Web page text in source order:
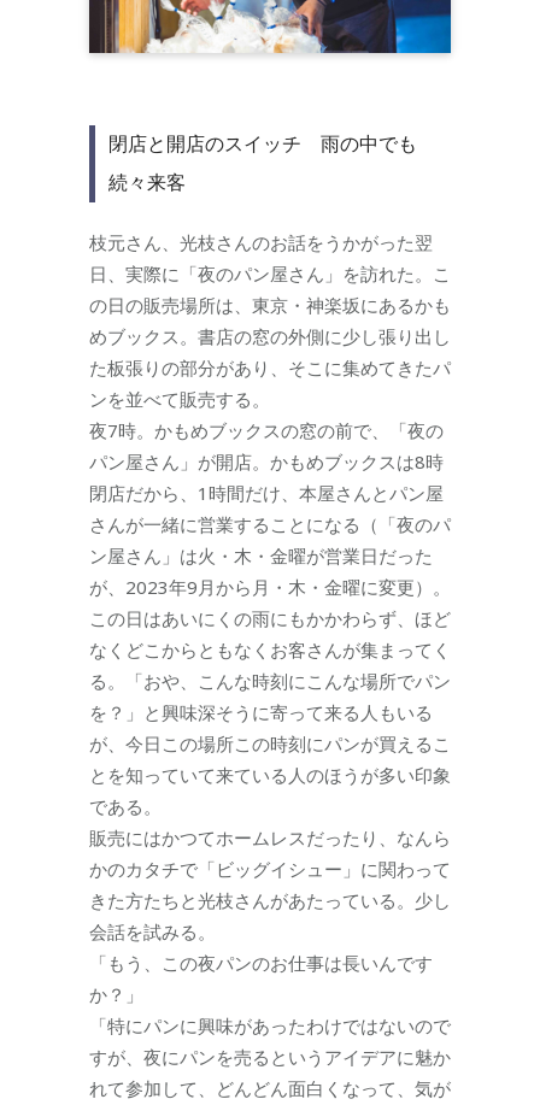
閉店と開店のスイッチ 雨の中でも
続々来客
枝元さん、光枝さんのお話をうかがった翌
日、実際に「夜のパン屋さん」を訪れた。こ
の日の販売場所は、東京・神楽坂にあるかも
めブックス。書店の窓の外側に少し張り出し
た板張りの部分があり、そこに集めてきたパ
ンを並べて販売する。
夜7時。かもめブックスの窓の前で、「夜の
パン屋さん」が開店。かもめブックスは8時
閉店だから、1時間だけ、本屋さんとパン屋
さんが一緒に営業することになる（「夜のパ
ン屋さん」は火・木・金曜が営業日だった
が、2023年9月から月・木・金曜に変更）。
この日はあいにくの雨にもかかわらず、ほど
なくどこからともなくお客さんが集まってく
る。「おや、こんな時刻にこんな場所でパン
を？」と興味深そうに寄って来る人もいる
が、今日この場所この時刻にパンが買えるこ
とを知っていて来ている人のほうが多い印象
である。
販売にはかつてホームレスだったり、なんら
かのカタチで「ビッグイシュー」に関わって
きた方たちと光枝さんがあたっている。少し
会話を試みる。
「もう、この夜パンのお仕事は長いんです
か？」
「特にパンに興味があったわけではないので
すが、夜にパンを売るというアイデアに魅か
れて参加して、どんどん面白くなって、気が